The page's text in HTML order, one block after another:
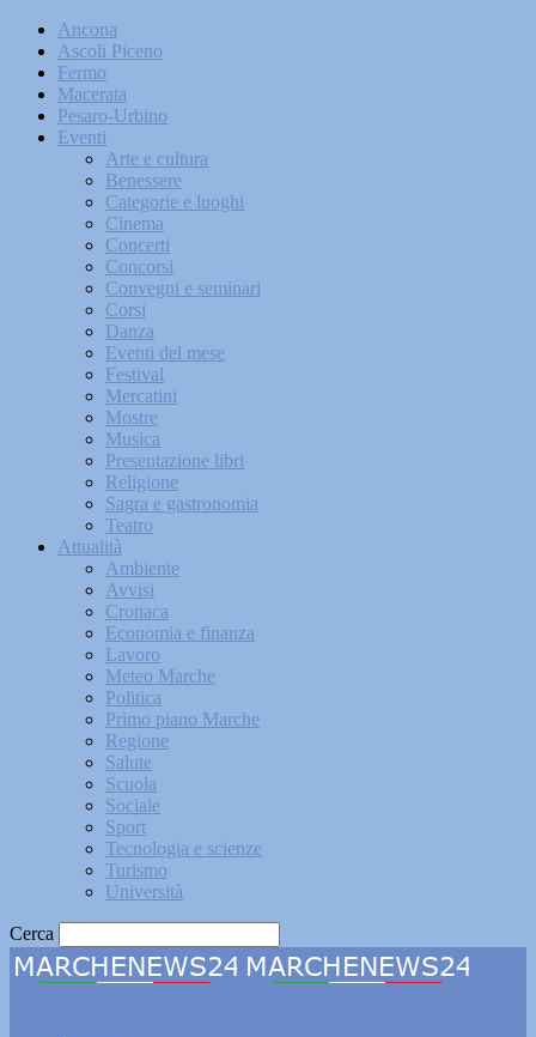
Ancona
Ascoli Piceno
Fermo
Macerata
Pesaro-Urbino
Eventi
Arte e cultura
Benessere
Categorie e luoghi
Cinema
Concerti
Concorsi
Convegni e seminari
Corsi
Danza
Eventi del mese
Festival
Mercatini
Mostre
Musica
Presentazione libri
Religione
Sagra e gastronomia
Teatro
Attualità
Ambiente
Avvisi
Cronaca
Economia e finanza
Lavoro
Meteo Marche
Politica
Primo piano Marche
Regione
Salute
Scuola
Sociale
Sport
Tecnologia e scienze
Turismo
Università
Cerca